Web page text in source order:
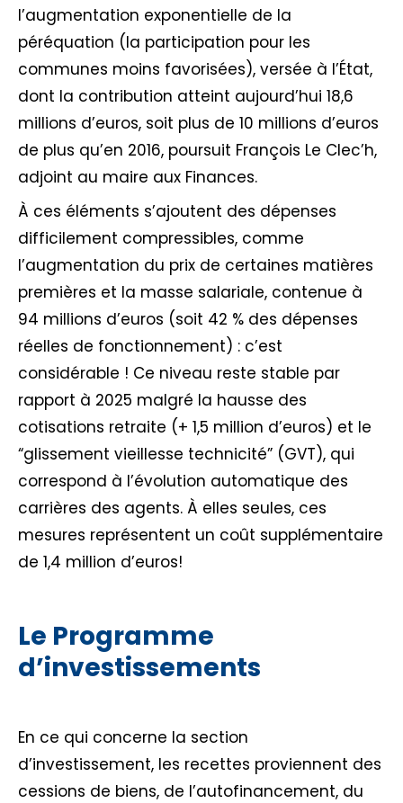
l’augmentation exponentielle de la
péréquation (la participation pour les
communes moins favorisées), versée à l’État,
dont la contribution atteint aujourd’hui 18,6
millions d’euros, soit plus de 10 millions d’euros
de plus qu’en 2016, poursuit François Le Clec’h,
adjoint au maire aux Finances.
À ces éléments s’ajoutent des dépenses
difficilement compressibles, comme
l’augmentation du prix de certaines matières
premières et la masse salariale, contenue à
94 millions d’euros (soit 42 % des dépenses
réelles de fonctionnement) : c’est
considérable ! Ce niveau reste stable par
rapport à 2025 malgré la hausse des
cotisations retraite (+ 1,5 million d’euros) et le
“glissement vieillesse technicité” (GVT), qui
correspond à l’évolution automatique des
carrières des agents. À elles seules, ces
mesures représentent un coût supplémentaire
de 1,4 million d’euros!
Le Programme
d’investissements
En ce qui concerne la section
d’investissement, les recettes proviennent des
cessions de biens, de l’autofinancement, du